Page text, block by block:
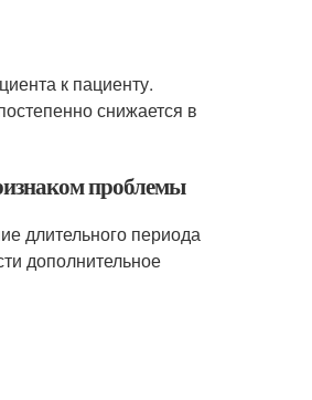
к пациенту.
снижается в
проблемы
длительного периода
дополнительное